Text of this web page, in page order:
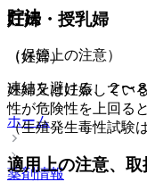
貯法
（保管上の注意）
凍結を避ける、２〜
ホーム
薬剤情報
妊婦・授乳婦
（妊婦）
妊婦又は妊娠してい
性が危険性を上回る
（生殖発生毒性試験
適用上の注意、